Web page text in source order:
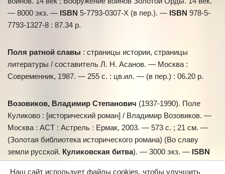
— 8000 экз. — ISBN 5-7793-0307-X (в пер.). — ISBN 978-5-
7793-1327-8 : 87.34 р.
Поля ратной славы : страницы истории, страницы
литературы / составитель Л. Н. Асанов. — Москва :
Современник, 1987. — 255 с. : цв.ил. — (в пер.) : 06.20 р.
Возовиков, Владимир Степанович (1937-1990). Поле
Куликово : [исторический роман] / Владимир Возовиков. —
Москва : АСТ : Астрель : Ермак, 2003. — 573 с. ; 21 см. —
(Золотая библиотека исторического романа) (Во славу
земли русской. Куликовская битва). — 3000 экз. — ISBN
5-17-020542-2 (АСТ) (в пер.). —ISBN5-271-07440-4
Наш сайт использует файлы cookies, чтобы улучшить